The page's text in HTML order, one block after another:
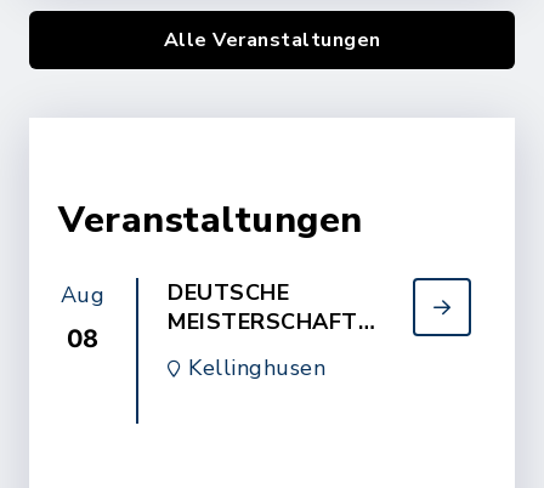
Veranstaltungen
Aug
08
DEUTSCHE
MEISTERSCHAFT
Bogenschiessen / Feld
Kellinghusen
Alle Veranstaltungen